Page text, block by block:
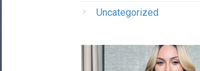
Uncategorized